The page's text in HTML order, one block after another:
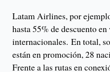
Latam Airlines, por
hasta 55% de descuento
internacionales. En total,
están en promoción, 28
Frente a las rutas en